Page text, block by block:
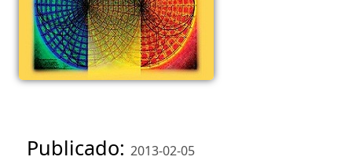
Publicado: 2013-02-05